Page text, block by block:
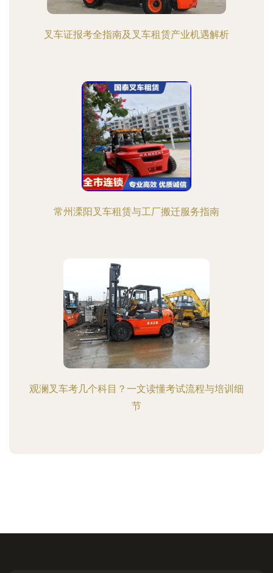
叉车证报考全指南及叉车租赁产业机遇解析
常州溧阳叉车租赁与工厂搬迁服务指南
观澜叉车考几个科目？一文读懂考试流程与培训细
节